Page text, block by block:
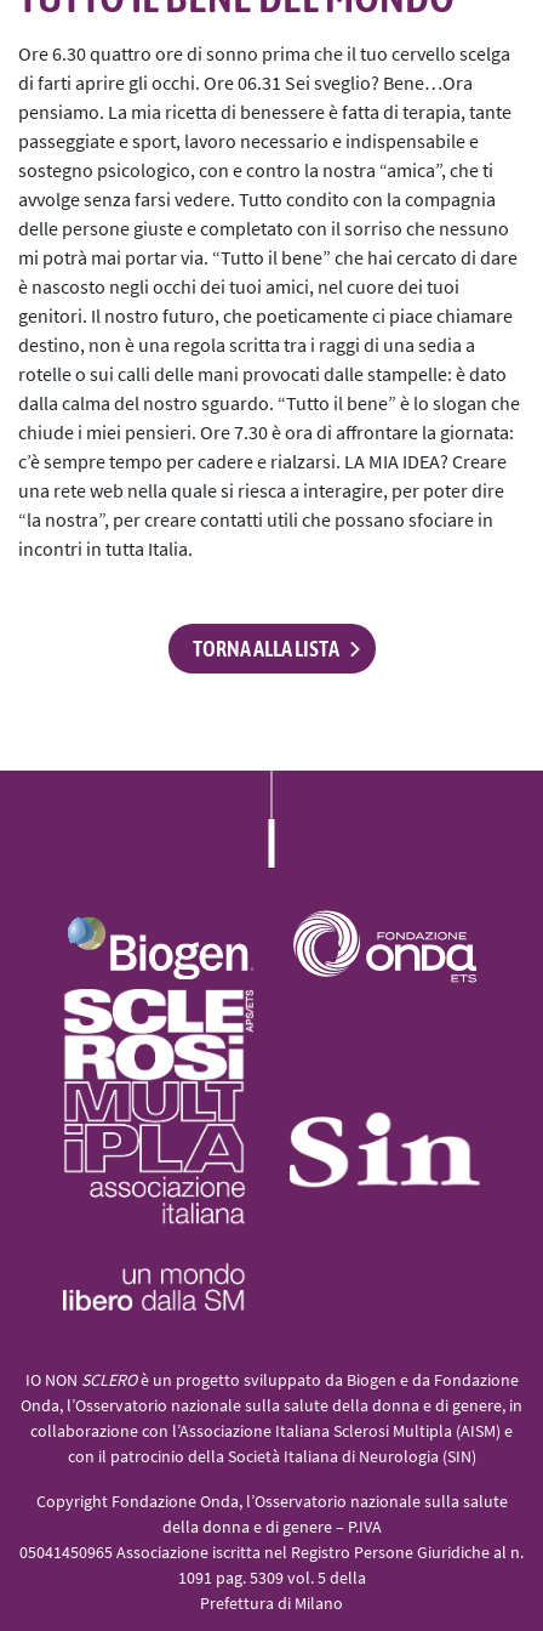
L’iniziativa 2022
L’iniziativa 2023
L’iniziativa 2024
L’iniziativa 2025
Ore 6.30 quattro ore di sonno prima che il tuo cervello scelga
di farti aprire gli occhi. Ore 06.31 Sei sveglio? Bene…Ora
pensiamo. La mia ricetta di benessere è fatta di terapia, tante
passeggiate e sport, lavoro necessario e indispensabile e
sostegno psicologico, con e contro la nostra “amica”, che ti
avvolge senza farsi vedere. Tutto condito con la compagnia
delle persone giuste e completato con il sorriso che nessuno
mi potrà mai portar via. “Tutto il bene” che hai cercato di dare
è nascosto negli occhi dei tuoi amici, nel cuore dei tuoi
genitori. Il nostro futuro, che poeticamente ci piace chiamare
destino, non è una regola scritta tra i raggi di una sedia a
rotelle o sui calli delle mani provocati dalle stampelle: è dato
dalla calma del nostro sguardo. “Tutto il bene” è lo slogan che
chiude i miei pensieri. Ore 7.30 è ora di affrontare la giornata:
c’è sempre tempo per cadere e rialzarsi. LA MIA IDEA? Creare
una rete web nella quale si riesca a interagire, per poter dire
“la nostra”, per creare contatti utili che possano sfociare in
incontri in tutta Italia.
TORNA ALLA LISTA
IO NON SCLEROè un progetto sviluppato da Biogen e da Fondazione
Onda, l’Osservatorio nazionale sulla salute della donna e di genere, in
collaborazione con l’Associazione Italiana Sclerosi Multipla (AISM) e
con il patrocinio della Società Italiana di Neurologia (SIN)
Copyright Fondazione Onda, l’Osservatorio nazionale sulla salute
della donna e di genere – P.IVA
05041450965 Associazione iscritta nel Registro Persone Giuridiche al n.
1091 pag. 5309 vol. 5 della
Prefettura di Milano